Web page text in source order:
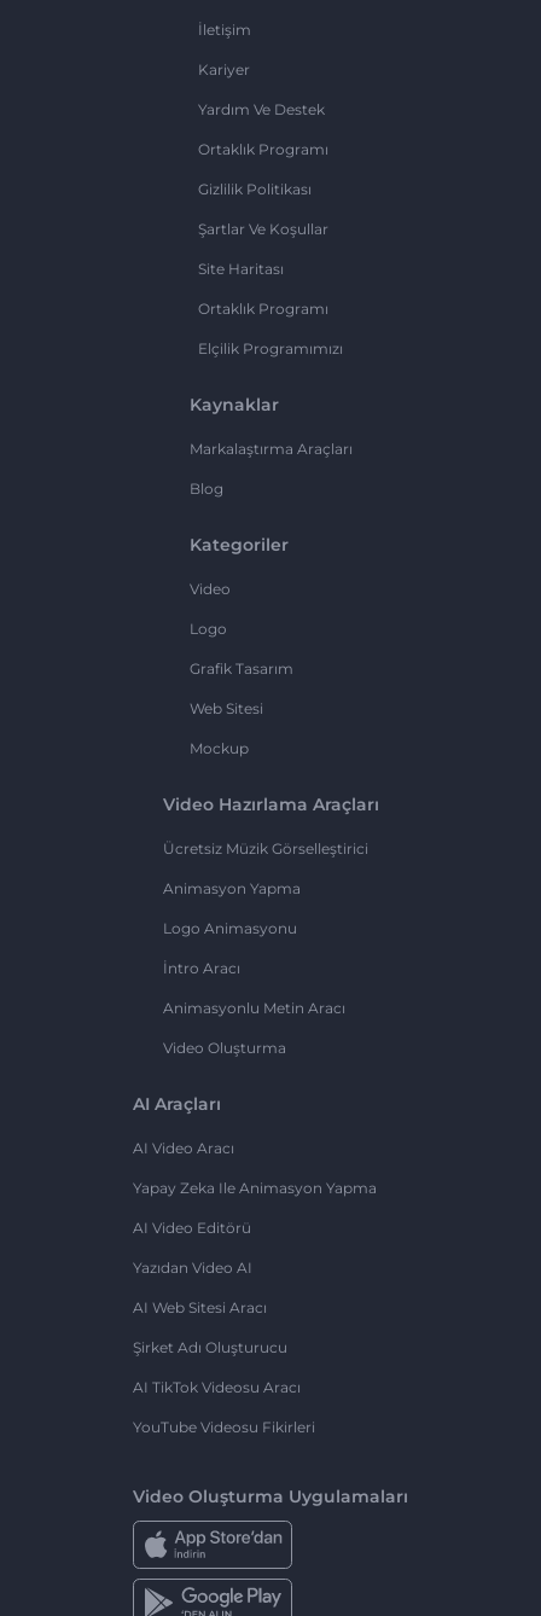
İletişim
Kariyer
Yardım Ve Destek
Ortaklık Programı
Gizlilik Politikası
Şartlar Ve Koşullar
Site Haritası
Ortaklık Programı
Elçilik Programımızı
Kaynaklar
Markalaştırma Araçları
Blog
Kategoriler
Video
Logo
Grafik Tasarım
Web Sitesi
Mockup
Video Hazırlama Araçları
Ücretsiz Müzik Görselleştirici
Animasyon Yapma
Logo Animasyonu
İntro Aracı
Animasyonlu Metin Aracı
Video Oluşturma
AI Araçları
AI Video Aracı
Yapay Zeka Ile Animasyon Yapma
AI Video Editörü
Yazıdan Video AI
AI Web Sitesi Aracı
Şirket Adı Oluşturucu
AI TikTok Videosu Aracı
YouTube Videosu Fikirleri
Video Oluşturma Uygulamaları